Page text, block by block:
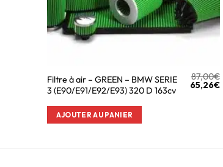
Filtre à air – GREEN – BMW SERIE
3 (E90/E91/E92/E93) 320 D 163cv
87,00€
65,26€
AJOUTER AU PANIER